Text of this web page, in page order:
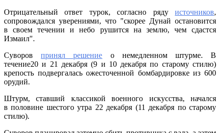
Отрицательный ответ турок, согласно ряду источников,
сопровождался уверениями, что "скорее Дунай остановится
в своем течении и небо рушится на землю, чем сдастся
Измаил".
Суворовпринял решение о немедленном штурме. В
течение20 и 21 декабря (9 и 10 декабря по старому стилю)
крепость подвергалась ожесточенной бомбардировке из 600
орудий.
Штурм, ставший классикой военного искусства, начался
в половине шестого утра 22 декабря (11 декабря по старому
стилю).